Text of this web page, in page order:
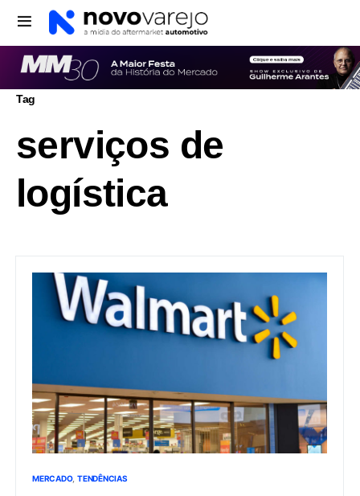
Tag
serviços de
logística
MERCADO TENDÊNCIAS